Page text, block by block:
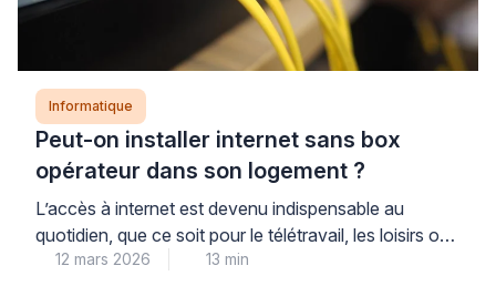
Informatique
Peut-on installer internet sans box
opérateur dans son logement ?
L’accès à internet est devenu indispensable au
quotidien, que ce soit pour le télétravail, les loisirs ou
la domotique. La box fournie par les opérateurs
12 mars 2026 13 min